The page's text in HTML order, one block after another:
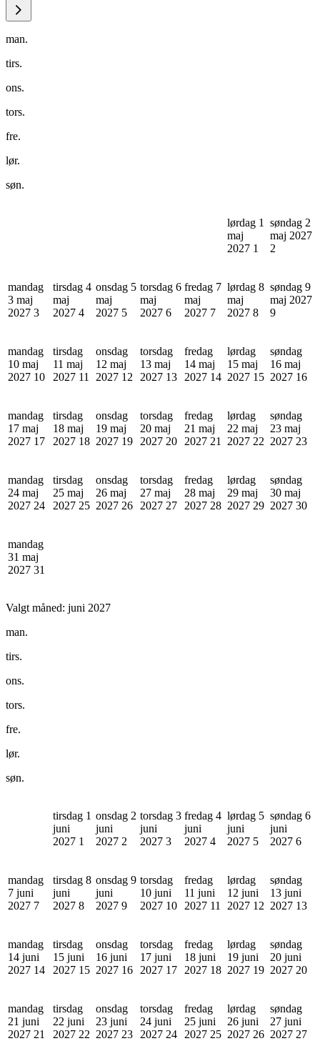
man.
tirs.
ons.
tors.
fre.
lør.
søn.
lørdag 1
maj
2027 1
søndag 2
maj 2027
2
mandag
3 maj
2027 3
tirsdag 4
maj
2027 4
onsdag 5
maj
2027 5
torsdag 6
maj
2027 6
fredag 7
maj
2027 7
lørdag 8
maj
2027 8
søndag 9
maj 2027
9
mandag
10 maj
2027 10
tirsdag
11 maj
2027 11
onsdag
12 maj
2027 12
torsdag
13 maj
2027 13
fredag
14 maj
2027 14
lørdag
15 maj
2027 15
søndag
16 maj
2027 16
mandag
17 maj
2027 17
tirsdag
18 maj
2027 18
onsdag
19 maj
2027 19
torsdag
20 maj
2027 20
fredag
21 maj
2027 21
lørdag
22 maj
2027 22
søndag
23 maj
2027 23
mandag
24 maj
2027 24
tirsdag
25 maj
2027 25
onsdag
26 maj
2027 26
torsdag
27 maj
2027 27
fredag
28 maj
2027 28
lørdag
29 maj
2027 29
søndag
30 maj
2027 30
mandag
31 maj
2027 31
Valgt måned: juni 2027
man.
tirs.
ons.
tors.
fre.
lør.
søn.
tirsdag 1
juni
2027 1
onsdag 2
juni
2027 2
torsdag 3
juni
2027 3
fredag 4
juni
2027 4
lørdag 5
juni
2027 5
søndag 6
juni
2027 6
mandag
7 juni
2027 7
tirsdag 8
juni
2027 8
onsdag 9
juni
2027 9
torsdag
10 juni
2027 10
fredag
11 juni
2027 11
lørdag
12 juni
2027 12
søndag
13 juni
2027 13
mandag
14 juni
2027 14
tirsdag
15 juni
2027 15
onsdag
16 juni
2027 16
torsdag
17 juni
2027 17
fredag
18 juni
2027 18
lørdag
19 juni
2027 19
søndag
20 juni
2027 20
mandag
21 juni
2027 21
tirsdag
22 juni
2027 22
onsdag
23 juni
2027 23
torsdag
24 juni
2027 24
fredag
25 juni
2027 25
lørdag
26 juni
2027 26
søndag
27 juni
2027 27